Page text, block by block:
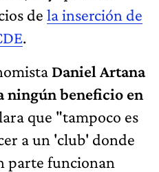
de la inserción de
.
Daniel Artana
ningún beneficio en
que "tampoco es
a un 'club' donde
parte funcionan